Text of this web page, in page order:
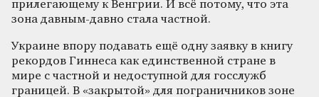
прилегающему к Венгрии. И всё потому, что эта
зона давным-давно стала частной.
Украине впору подавать ещё одну заявку в книгу
рекордов Гиннеса как единственной стране в
мире с частной и недоступной для госслужб
границей. В «закрытой» для пограничников зоне